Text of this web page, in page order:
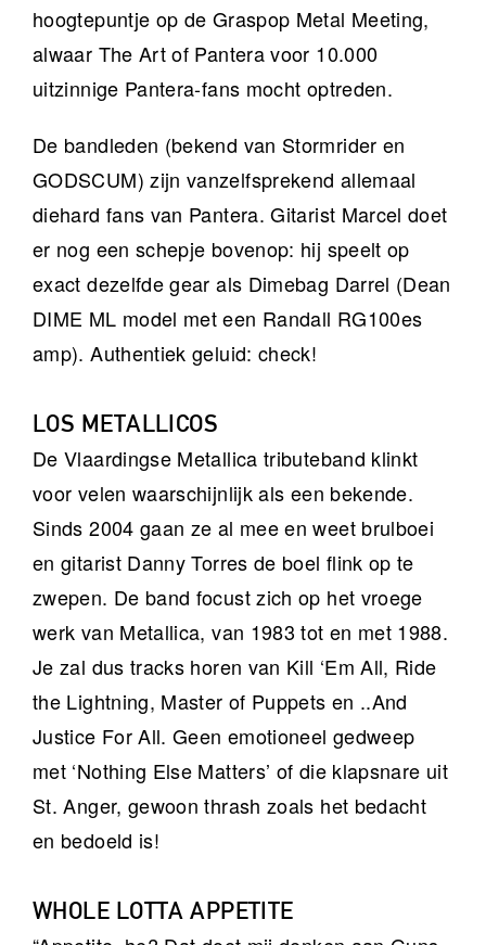
hoogtepuntje op de Graspop Metal Meeting,
alwaar The Art of Pantera voor 10.000
uitzinnige Pantera-fans mocht optreden.
De bandleden (bekend van Stormrider en
GODSCUM) zijn vanzelfsprekend allemaal
diehard fans van Pantera. Gitarist Marcel doet
er nog een schepje bovenop: hij speelt op
exact dezelfde gear als Dimebag Darrel (Dean
DIME ML model met een Randall RG100es
amp). Authentiek geluid: check!
LOS METALLICOS
De Vlaardingse Metallica tributeband klinkt
voor velen waarschijnlijk als een bekende.
Sinds 2004 gaan ze al mee en weet brulboei
en gitarist Danny Torres de boel flink op te
zwepen. De band focust zich op het vroege
werk van Metallica, van 1983 tot en met 1988.
Je zal dus tracks horen van Kill ‘Em All, Ride
the Lightning, Master of Puppets en ..And
Justice For All. Geen emotioneel gedweep
met ‘Nothing Else Matters’ of die klapsnare uit
St. Anger, gewoon thrash zoals het bedacht
en bedoeld is!
WHOLE LOTTA APPETITE